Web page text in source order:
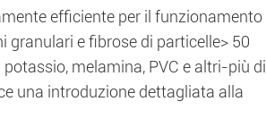
efficiente per il funzionamento
e fibrose di particelle> 50
melamina, PVC e altri-più di
una introduzione dettagliata alla